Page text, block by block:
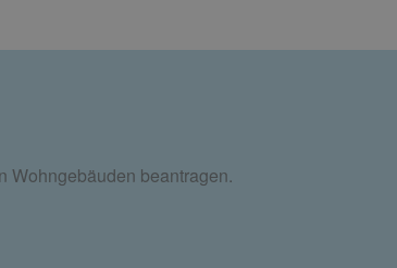
Wohngebäuden beantragen.